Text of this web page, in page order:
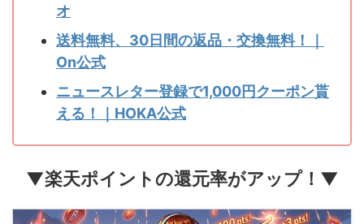
オ
送料無料、30日間の返品・交換無料！｜
On公式
ニュースレター登録で1,000円クーポン貰
える！｜HOKA公式
▼楽天ポイントの還元率がアップ！▼